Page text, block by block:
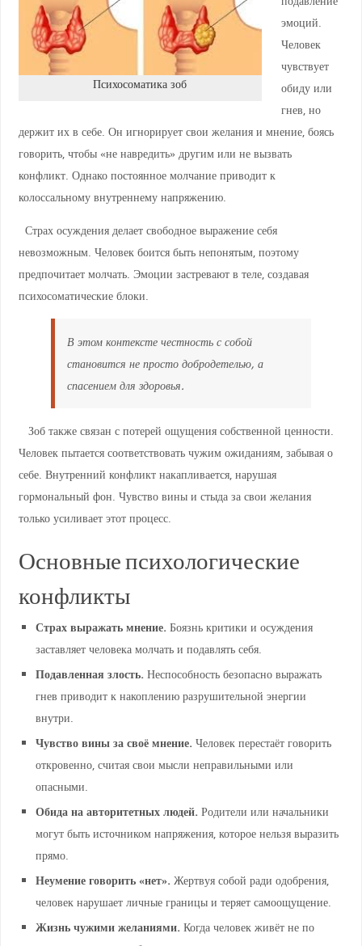
Психосоматика зоб
эмоций.
Человек
чувствует
обиду или
гнев, но
держит их в себе. Он игнорирует свои желания и мнение, боясь
говорить, чтобы «не навредить» другим или не вызвать
конфликт. Однако постоянное молчание приводит к
колоссальному внутреннему напряжению.
Страх осуждения делает свободное выражение себя
невозможным. Человек боится быть непонятым, поэтому
предпочитает молчать. Эмоции застревают в теле, создавая
психосоматические блоки.
В этом контексте честность с собой
становится не просто добродетелью, а
спасением для здоровья.
Зоб также связан с потерей ощущения собственной ценности.
Человек пытается соответствовать чужим ожиданиям, забывая о
себе. Внутренний конфликт накапливается, нарушая
гормональный фон. Чувство вины и стыда за свои желания
только усиливает этот процесс.
Основные психологические
конфликты
Страх выражать мнение. Боязнь критики и осуждения
заставляет человека молчать и подавлять себя.
Подавленная злость. Неспособность безопасно выражать
гнев приводит к накоплению разрушительной энергии
внутри.
Чувство вины за своё мнение. Человек перестаёт говорить
откровенно, считая свои мысли неправильными или
опасными.
Обида на авторитетных людей. Родители или начальники
могут быть источником напряжения, которое нельзя выразить
прямо.
Неумение говорить «нет». Жертвуя собой ради одобрения,
человек нарушает личные границы и теряет самоощущение.
Жизнь чужими желаниями. Когда человек живёт не по